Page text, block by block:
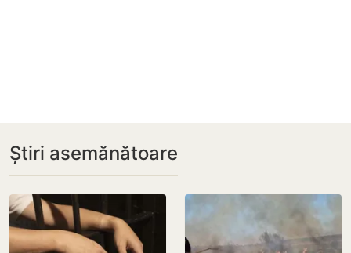
Știri asemănătoare